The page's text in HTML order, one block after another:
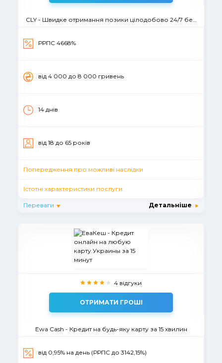
CLY - Швидке отримання позики цілодобово 24/7 без відмови
РРПС 4668%
вiд 4 000 до 8 000 гривень
14 днiв
вiд 18 до 65 рокiв
Попередження про можливі наслідки
Істотні характеристики послуги
Переваги Детальніше
4 відгуки
ОТРИМАТИ ГРОШІ
Ewa Cash - Кредит на будь-яку карту за 15 хвилин
від 0,95% на день (РРПС до 3142,15%)